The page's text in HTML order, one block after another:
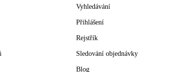
Vyhledávání
Přihlášení
Rejstřík
Sledování objednávky
Blog